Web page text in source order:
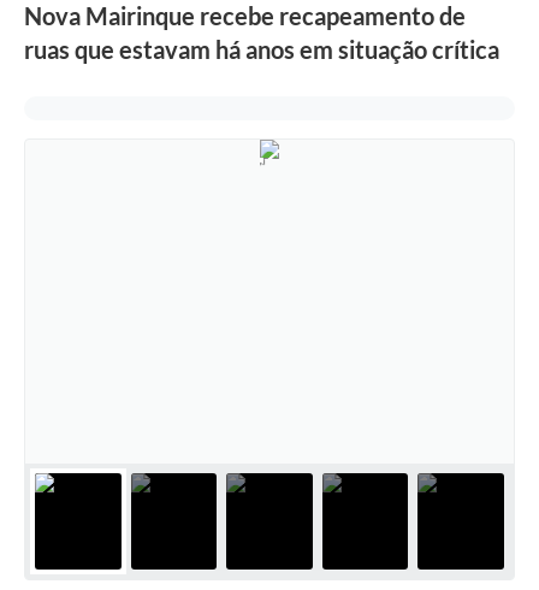
Nova Mairinque recebe recapeamento de
ruas que estavam há anos em situação crítica